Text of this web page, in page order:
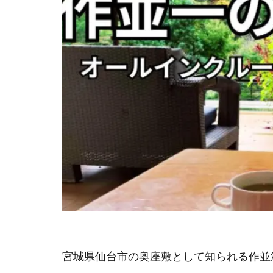
宮城県仙台市の奥座敷として知られる作並